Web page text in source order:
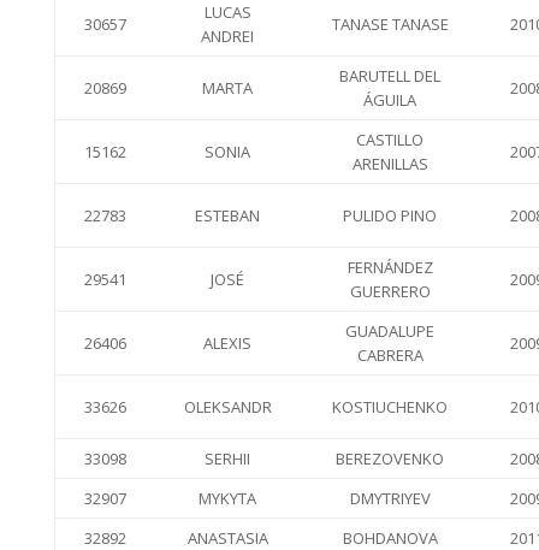
30657
LUCAS
ANDREI
TANASE TANASE
20869 MARTA
BARUTELL DEL
ÁGUILA
15162 SONIA
CASTILLO
ARENILLAS
22783 ESTEBAN PULIDO PINO
29541 JOSÉ
FERNÁNDEZ
GUERRERO
26406 ALEXIS
GUADALUPE
CABRERA
33626 OLEKSANDR KOSTIUCHENKO
33098 SERHII BEREZOVENKO
32907
MYKYTA DMYTRIYEV
32892
ANASTASIA BOHDANOVA